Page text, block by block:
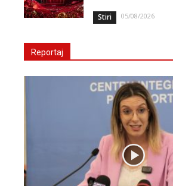
Stiri 05/08/2026
Reportaj